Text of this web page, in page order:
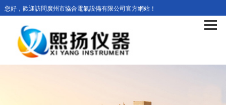
您好，歡迎訪問廣州市協合電氣設備有限公司官方網站！